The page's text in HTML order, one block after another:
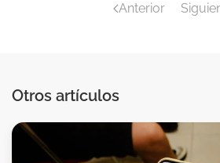
Anterior
Otros artículos